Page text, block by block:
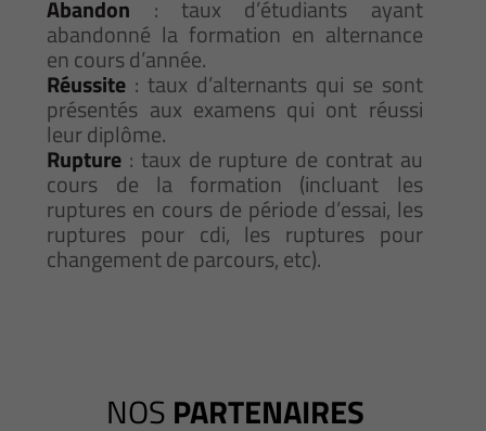
Abandon : taux d’étudiants ayant
abandonné la formation en alternance
en cours d’année.
Réussite : taux d’alternants qui se sont
présentés aux examens qui ont réussi
leur diplôme.
Rupture : taux de rupture de contrat au
cours de la formation (incluant les
ruptures en cours de période d’essai, les
ruptures pour cdi, les ruptures pour
changement de parcours, etc).
NOS PARTENAIRES